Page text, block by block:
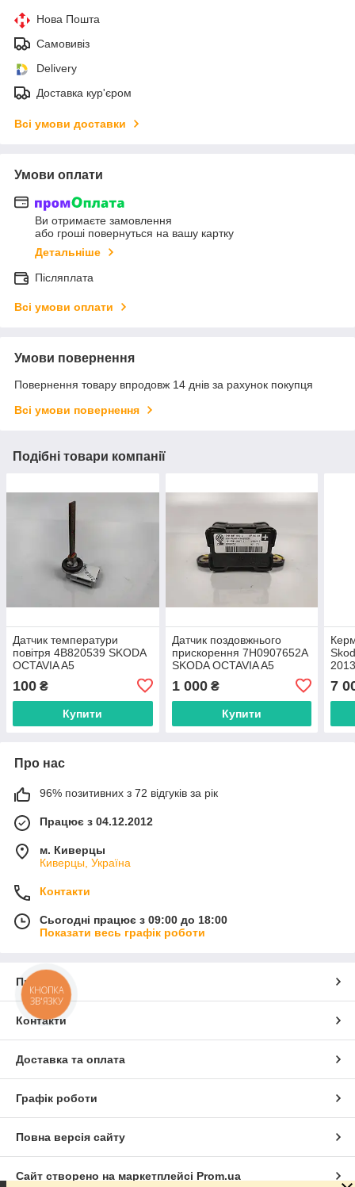
Нова Пошта
Самовивіз
Delivery
Доставка кур'єром
Всі умови доставки
Умови оплати
Ви отримаєте замовлення
або гроші повернуться на вашу картку
Детальніше
Післяплата
Всі умови оплати
Умови повернення
Повернення товару впродовж 14 днів за рахунок покупця
Всі умови повернення
Подібні товари компанії
Датчик температури
повітря 4B820539 SKODA
OCTAVIA A5
100 ₴
Купити
Датчик поздовжнього
прискорення 7H0907652A
SKODA OCTAVIA A5
1 000₴
Купити
7
Про нас
96% позитивних з 72 відгуків за рік
Працює з 04.12.2012
м. Киверцы
Киверцы, Україна
Контакти
Сьогодні працює з 09:00 до 18:00
Показати весь графік роботи
Про нас
Контакти
Доставка та оплата
Графік роботи
Повна версія сайту
Сайт створено на маркетплейсі Prom.ua
КНОПКА
ЗВ'ЯЗКУ